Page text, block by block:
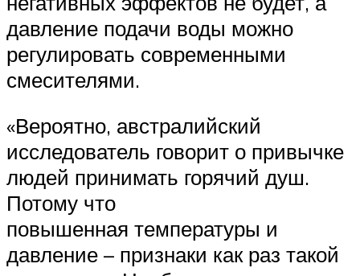
давление подачи воды можно
регулировать современными
смесителями.
«Вероятно, австралийский
исследователь говорит о привычке
людей принимать горячий душ.
Потому что
повышенная температуры и
давление – признаки как раз такой